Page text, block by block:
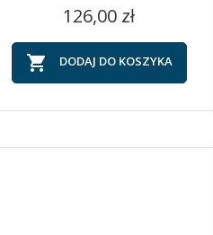
Szybki podgląd
Cena
126,00 zł
 DODAJ DO KOSZYKA